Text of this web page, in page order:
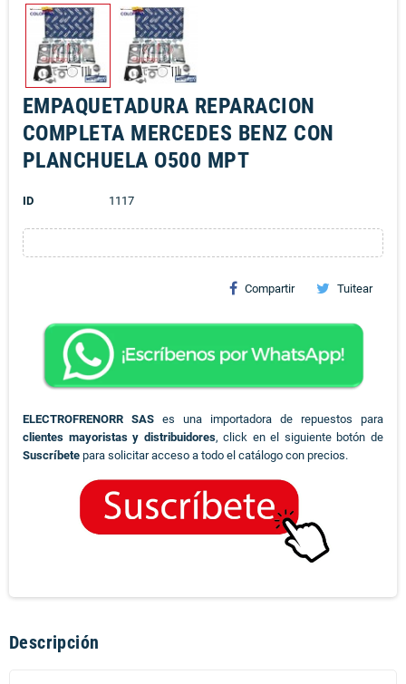
EMPAQUETADURA REPARACION
COMPLETA MERCEDES BENZ CON
PLANCHUELA O500 MPT
ID 1117
Compartir Tuitear
ELECTROFRENORR SAS es una importadora de repuestos para
clientes mayoristas y distribuidores, click en el siguiente botón de
Suscríbete para solicitar acceso a todo el catálogo con precios.
Descripción